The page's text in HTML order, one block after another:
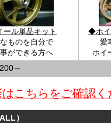
ル単品キット
ものを自分で
ができる方へ
◆ホイ
愛
ホイ
～
こちらをご確認く
）